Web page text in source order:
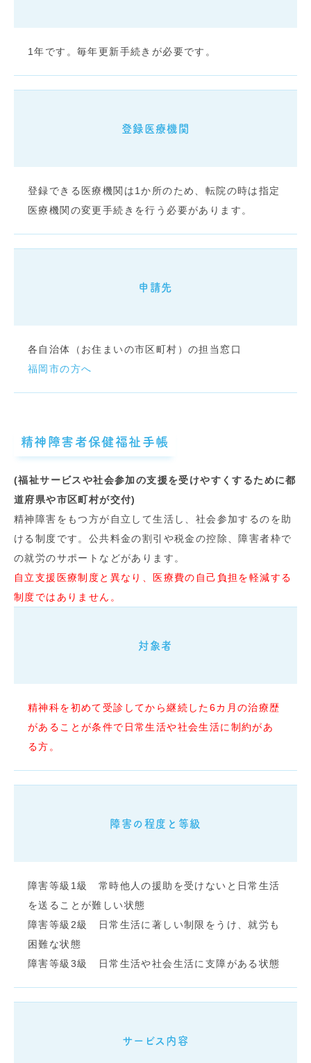
1年です。毎年更新手続きが必要です。
登録医療機関
登録できる医療機関は1か所のため、転院の時は指定
医療機関の変更手続きを行う必要があります。
申請先
各自治体（お住まいの市区町村）の担当窓口
福岡市の方へ
精神障害者保健福祉手帳
(福祉サービスや社会参加の支援を受けやすくするために都
道府県や市区町村が交付)
精神障害をもつ方が自立して生活し、社会参加するのを助
ける制度です。公共料金の割引や税金の控除、障害者枠で
の就労のサポートなどがあります。
自立支援医療制度と異なり、医療費の自己負担を軽減する
制度ではありません。
対象者
精神科を初めて受診してから継続した6カ月の治療歴
があることが条件で日常生活や社会生活に制約があ
る方。
障害の程度と等級
障害等級1級 常時他人の援助を受けないと日常生活
を送ることが難しい状態
障害等級2級 日常生活に著しい制限をうけ、就労も
困難な状態
障害等級3級 日常生活や社会生活に支障がある状態
サービス内容